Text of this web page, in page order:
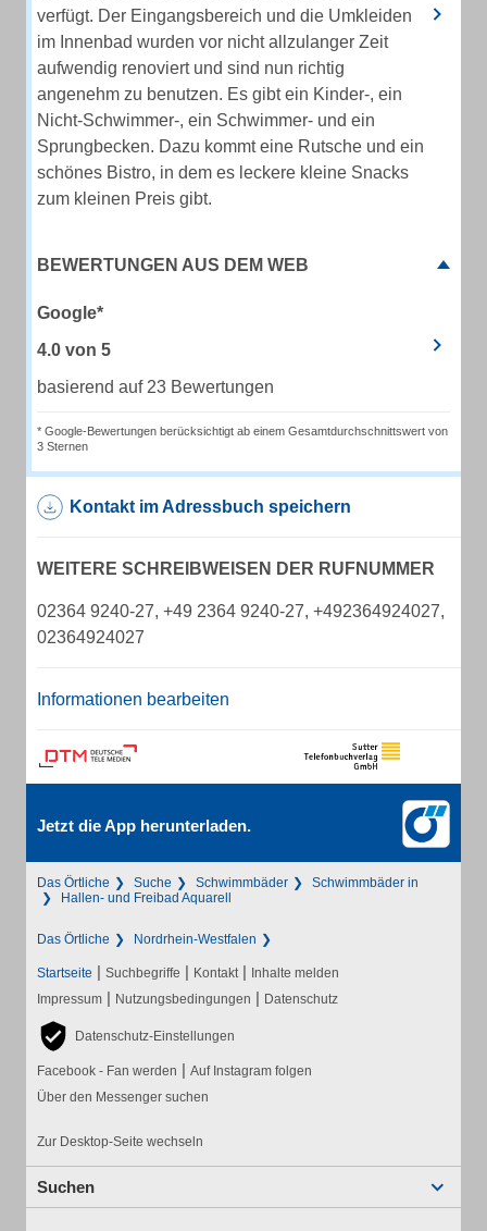
verfügt. Der Eingangsbereich und die Umkleiden
im Innenbad wurden vor nicht allzulanger Zeit
aufwendig renoviert und sind nun richtig
angenehm zu benutzen. Es gibt ein Kinder-, ein
Nicht-Schwimmer-, ein Schwimmer- und ein
Sprungbecken. Dazu kommt eine Rutsche und ein
schönes Bistro, in dem es leckere kleine Snacks
zum kleinen Preis gibt.
BEWERTUNGEN AUS DEM WEB
Google*
4.0 von 5
basierend auf 23 Bewertungen
* Google-Bewertungen berücksichtigt ab einem Gesamtdurchschnittswert von
3 Sternen
Kontakt im Adressbuch speichern
WEITERE SCHREIBWEISEN DER RUFNUMMER
02364 9240-27, +49 2364 9240-27, +492364924027,
02364924027
Informationen bearbeiten
Jetzt die App herunterladen.
Das Örtliche Suche Schwimmbäder
Schwimmbäder in
Hallen- und Freibad Aquarell
Das Örtliche Nordrhein-Westfalen
Startseite | Suchbegriffe | Kontakt | Inhalte melden
Impressum | Nutzungsbedingungen | Datenschutz
Datenschutz-Einstellungen
Facebook - Fan werden | Auf Instagram folgen
Über den Messenger suchen
Zur Desktop-Seite wechseln
Suchen